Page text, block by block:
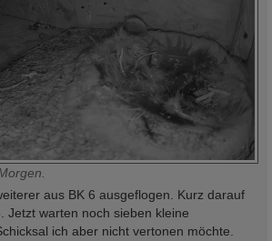
aus BK 6 ausgeflogen. Kurz darauf
Jetzt warten noch sieben kleine
ich aber nicht vertonen möchte.